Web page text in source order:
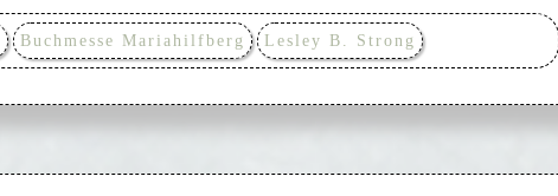
Buchmesse Mariahilfberg Lesley B. Strong